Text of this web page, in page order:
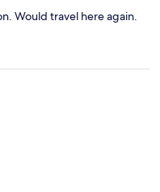
Would travel here again.